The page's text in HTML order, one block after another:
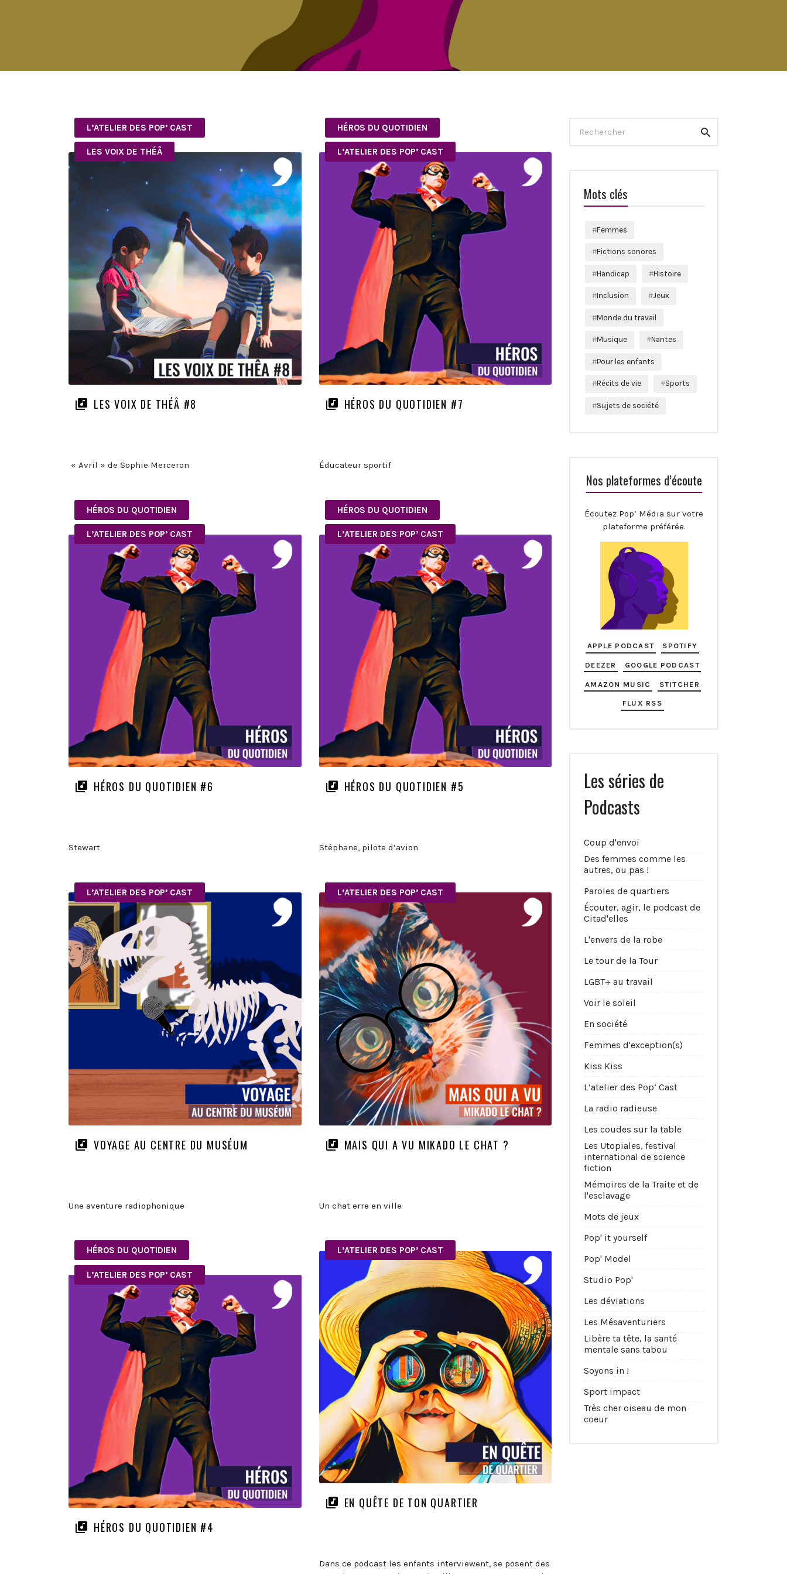
L’ATELIER DES POP’ CAST
LES VOIX DE THÉÂ
LES VOIX DE THÉÂ #8
« Avril » de Sophie Merceron
HÉROS DU QUOTIDIEN
L’ATELIER DES POP’ CAST
HÉROS DU QUOTIDIEN #7
Éducateur sportif
HÉROS DU QUOTIDIEN
L’ATELIER DES POP’ CAST
HÉROS DU QUOTIDIEN #6
Stewart
HÉROS DU QUOTIDIEN
L’ATELIER DES POP’ CAST
HÉROS DU QUOTIDIEN #5
Stéphane, pilote d’avion
L’ATELIER DES POP’ CAST
VOYAGE AU CENTRE DU MUSÉUM
Une aventure radiophonique
L’ATELIER DES POP’ CAST
MAIS QUI A VU MIKADO LE CHAT ?
Un chat erre en ville
HÉROS DU QUOTIDIEN
L’ATELIER DES POP’ CAST
HÉROS DU QUOTIDIEN #4
L’ATELIER DES POP’ CAST
EN QUÊTE DE TON QUARTIER
Dans ce podcast les enfants interviewent, se posent des
for:
Rechercher
Mots clés
Femmes
Fictions sonores
Handicap Histoire
Inclusion Jeux
Monde du travail
Musique Nantes
Pour les enfants
Récits de vie Sports
Sujets de société
Nos plateformes d’écoute
Écoutez Pop’ Média sur votre
plateforme préférée.
APPLE PODCAST SPOTIFY
DEEZER GOOGLE PODCAST
AMAZON MUSIC STITCHER
FLUX RSS
Les séries de
Podcasts
Coup d'envoi
Des femmes comme les
autres, ou pas !
Paroles de quartiers
Écouter, agir, le podcast de
Citad'elles
L'envers de la robe
Le tour de la Tour
LGBT+ au travail
Voir le soleil
En société
Femmes d'exception(s)
Kiss Kiss
L’atelier des Pop’ Cast
La radio radieuse
Les coudes sur la table
Les Utopiales, festival
international de science
fiction
Mémoires de la Traite et de
l'esclavage
Mots de jeux
Pop' it yourself
Pop' Model
Studio Pop'
Les déviations
Les Mésaventuriers
Libère ta tête, la santé
mentale sans tabou
Soyons in !
Sport impact
Très cher oiseau de mon
coeur